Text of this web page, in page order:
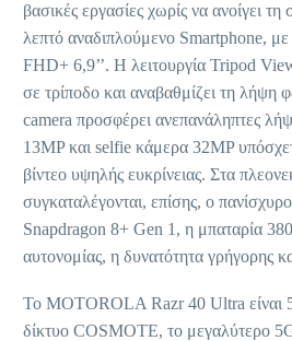
βασικές εργασίες χωρίς να ανοίγει
λεπτό αναδιπλούμενο Smartphone,
FHD+ 6,9’’. Η λειτουργία Tripod
σε τρίποδο και αναβαθμίζει τη
camera προσφέρει ανεπανάληπτες
13MP και selfie κάμερα 32MP
βίντεο υψηλής ευκρίνειας. Στα
συγκαταλέγονται, επίσης, ο
Snapdragon 8+ Gen 1, η μπαταρία
αυτονομίας, η δυνατότητα γρήγορης
Το MOTOROLA Razr 40 Ultra είναι
δίκτυο COSMOTE, το μεγαλύτερο